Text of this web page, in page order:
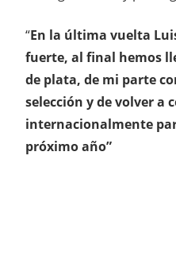
“En la última vuelta
fuerte, al final hemos
de plata, de mi parte
selección y de volver a
internacionalmente
próximo año”